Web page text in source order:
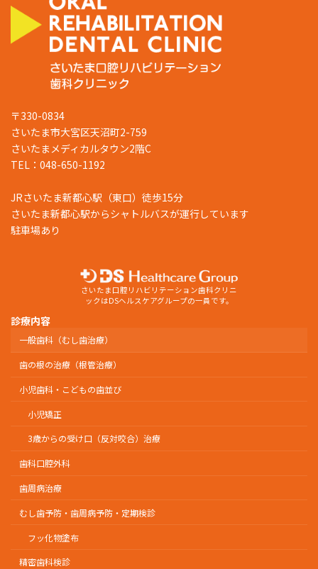
〒330-0834
さいたま市大宮区天沼町2-759
さいたまメディカルタウン2階C
TEL：048-650-1192
JRさいたま新都心駅（東口）徒歩15分
さいたま新都心駅からシャトルバスが運行しています
駐車場あり
さいたま口腔リハビリテーション歯科クリニ
ックはDSヘルスケアグループの一員です。
診療内容
一般歯科（むし歯治療）
歯の根の治療（根管治療）
小児歯科・こどもの歯並び
小児矯正
3歳からの受け口（反対咬合）治療
歯科口腔外科
歯周病治療
むし歯予防・歯周病予防・定期検診
フッ化物塗布
精密歯科検診